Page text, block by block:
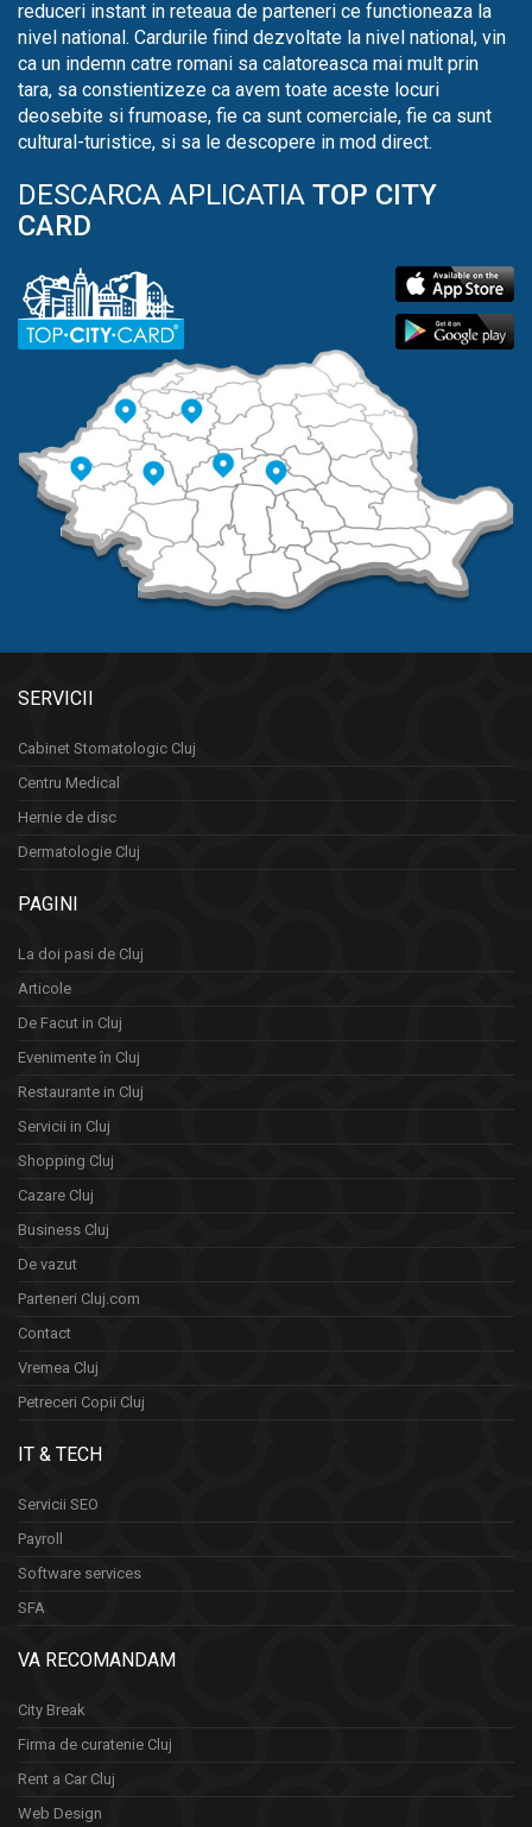
reduceri instant in reteaua de parteneri ce functioneaza la
nivel national. Cardurile fiind dezvoltate la nivel national, vin
ca un indemn catre romani sa calatoreasca mai mult prin
tara, sa constientizeze ca avem toate aceste locuri
deosebite si frumoase, fie ca sunt comerciale, fie ca sunt
cultural-turistice, si sa le descopere in mod direct.
DESCARCA APLICATIA TOP CITY
CARD
SERVICII
Cabinet Stomatologic Cluj
Centru Medical
Hernie de disc
Dermatologie Cluj
PAGINI
La doi pasi de Cluj
Articole
De Facut in Cluj
Evenimente în Cluj
Restaurante in Cluj
Servicii in Cluj
Shopping Cluj
Cazare Cluj
Business Cluj
De vazut
Parteneri Cluj.com
Contact
Vremea Cluj
Petreceri Copii Cluj
IT & TECH
Servicii SEO
Payroll
Software services
SFA
VA RECOMANDAM
City Break
Firma de curatenie Cluj
Rent a Car Cluj
Web Design